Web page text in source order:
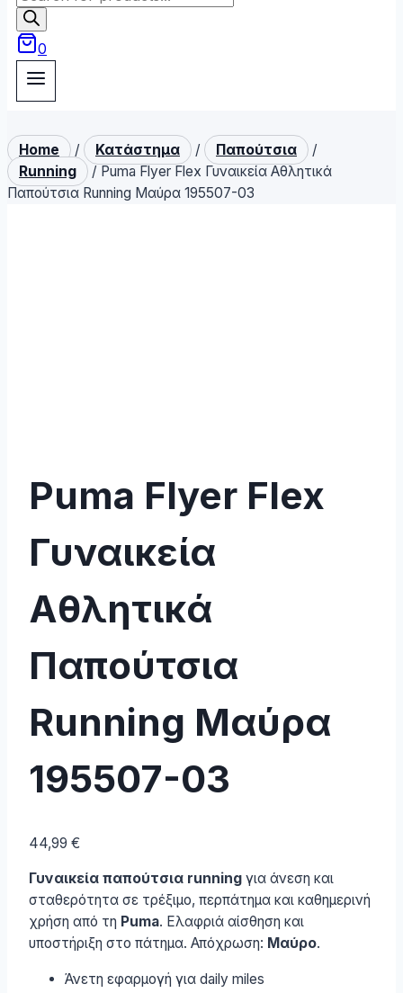
search
0
Home / Κατάστημα / Παπούτσια
/
Running
/ Puma Flyer Flex Γυναικεία Αθλητικά
Παπούτσια Running Μαύρα 195507-03
Puma Flyer Flex
Γυναικεία
Αθλητικά
Παπούτσια
Running Μαύρα
195507-03
44,99 €
Γυναικεία παπούτσια running για άνεση και
σταθερότητα σε τρέξιμο, περπάτημα και καθημερινή
χρήση από τη Puma. Ελαφριά αίσθηση και
υποστήριξη στο πάτημα. Απόχρωση: Μαύρο.
Άνετη εφαρμογή για daily miles